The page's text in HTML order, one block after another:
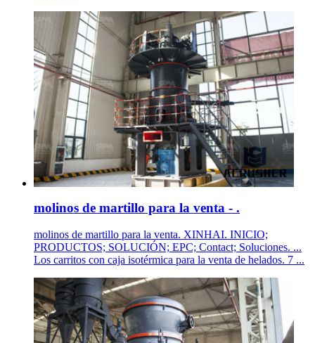
molinos de martillo para la venta - .
molinos de martillo para la venta. XINHAI. INICIO;
PRODUCTOS; SOLUCIÓN; EPC; Contact; Soluciones. ...
Los carritos con caja isotérmica para la venta de helados. 7 ...